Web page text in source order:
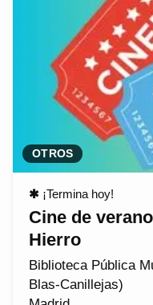
OTROS
✱ ¡Termina hoy!
Cine de
Hierro
Biblioteca Pública
Blas-Canillejas)